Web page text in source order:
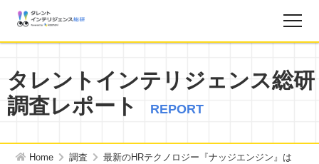
お知らせ
タレントインテリジェンス総研とは？
タレントインテリジェンス総研
調査レポート
REPORT
Home 調査
最新のHRテクノロジー『ナッジエンジン』は